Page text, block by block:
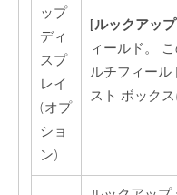
ップ
ディ
スプ
レイ
(オプ
ショ
ン)
[ルックアッ
ィールド。
ルチフィール
スト ボックス